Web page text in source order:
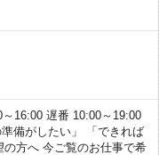
16:00 遅番 10:00～19:00
備がしたい」 「できれば
方へ 今ご覧のお仕事で希